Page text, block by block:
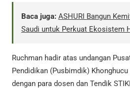
Baca juga: ASHURI Bangun
Saudi untuk Perkuat Ekosistem
Ruchman hadir atas undangan
Pendidikan (Pusbimdik)
dengan para dosen dan Tendik